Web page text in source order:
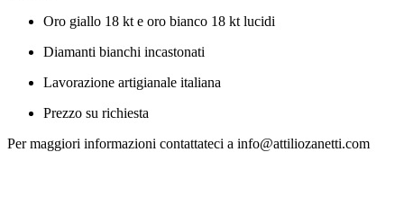
Oro giallo 18 kt e oro bianco 18 kt lucidi
Diamanti bianchi incastonati
Lavorazione artigianale italiana
Prezzo su richiesta
Per maggiori informazioni contattateci a info@attiliozanetti.com